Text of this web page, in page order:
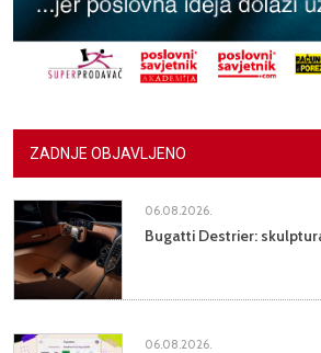
ZADNJE OBJAVLJENO
06.08.2026.
Bugatti Destrier:
06.08.2026.